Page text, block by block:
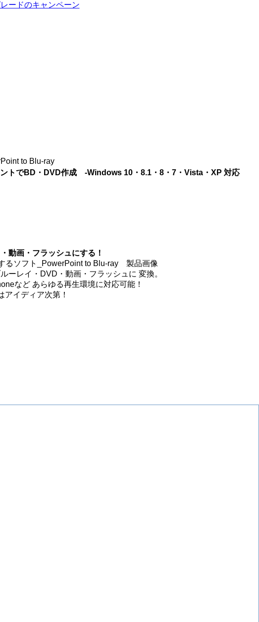
to Blu-ray
トでBD・DVD作成 -Windows 10・8.1・8・7・Vista・XP 対応
動画・フラッシュにする！
ーレイ・DVD・動画・フラッシュに 変換。
など あらゆる再生環境に対応可能！
イディア次第！